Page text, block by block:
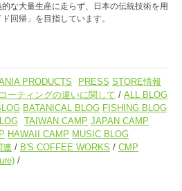
な大量生産に走らず、日本の伝統技術を用
回帰」を目指しています。
PRODUCTS PRESS STORE情報
ーティングの違いに関して
ALL BLOG
BATANICAL BLOG FISHING BLOG
TAIWAN CAMP JAPAN CAMP
HAWAII CAMP MUSIC BLOG
連 B'S COFFEE WORKS
CMP